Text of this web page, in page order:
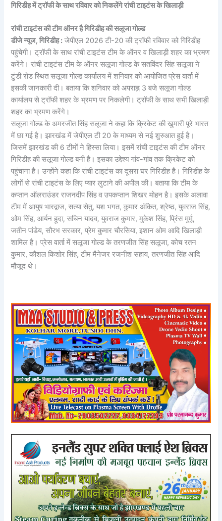
गिरिडीह में ट्रॉफी के साथ रविवार को निकलेंगे रांची टाइटंस के खिलाड़ी
रांची टाइटंस की टीम ऑनर है गिरिडीह की सलूजा गोल्ड
डीजे न्यूज, गिरिडीह : जेपीएल 2026 टी-20 की ट्रॉफी रविवार को गिरिडीह
पहुंचेगी। ट्रॉफी के साथ रांची टाइटंस टीम के ऑनर व खिलाड़ी शहर का भ्रमण
करेंगे। रांची टाइटंस टीम के ऑनर सलूजा गोल्ड के सतविंदर सिंह सलूजा ने
टुंडी रोड स्थित सलूजा गोल्ड कार्यालय में शनिवार को आयोजित प्रेस वार्ता में
इसकी जानकारी दी। बताया कि शनिवार को अपराह्न 3 बजे सलूजा गोल्ड
कार्यालय से ट्रॉफी शहर के भ्रमण पर निकलेगी। ट्रॉफी के साथ सभी खिलाड़ी
शहर का भ्रमण करेंगे।
सलूजा गोल्ड के अमरजीत सिंह सलूजा ने कहा कि क्रिकेट की खुमारी पूरे भारत
में छा गई है। झारखंड में जेपीएल टी 20 के माध्यम से नई शुरुआत हुई है।
जिसमें झारखंड की 6 टीमों ने हिस्सा लिया। इसमें रांची टाइटंस की टीम ऑनर
गिरिडीह की सलूजा गोल्ड बनी है। इसका उद्देश्य गांव-गांव तक क्रिकेट को
पहुंचाना है। उन्होंने कहा कि रांची टाइटंस का दूसरा घर गिरिडीह है। गिरिडीह के
लोगों से रांची टाइटंस के लिए प्यार लुटाने की अपील की। बताया कि टीम के
कप्तान ऑलराउंडर राजनदीप सिंह व उपकप्तान शिखर मोहन है। इसके अलावा
टीम में आयुष भारद्वाज, सत्या सेतु, यश भगत, कुमार अंकित, श्रेष्ठ, युवराज सिंह,
ओम सिंह, आर्यन हूदा, सचिन यादव, युवराज कुमार, मुकेश सिंह, प्रिंस मुर्मू,
जतीन पांडेय, सौरभ सरकार, प्रेम कुमार चौरसिया, इशान ओम आदि खिलाड़ी
शामिल है। प्रेस वार्ता में सलूजा गोल्ड के तरणजीत सिंह सलूजा, कोच रतन
कुमार, कौशल किशोर सिंह, टीम मैनेजर रजनीश सहाय, तरणजीत सिंह आदि
मौजूद थे।